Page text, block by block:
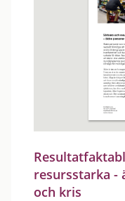
resursstarka -
och kris